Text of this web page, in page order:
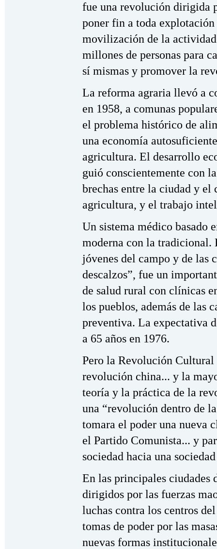
fue una revolución dirigida
poner fin a toda
movilización de la
millones de personas para
sí mismas y promover la
La reforma agraria llevó a
en 1958, a comunas
el problema histórico de
una economía
agricultura. El desarrollo
guió conscientemente con
brechas entre la ciudad y
agricultura, y el trabajo
Un sistema médico basado
moderna con la tradicional.
jóvenes del campo y de las
descalzos”, fue un
de salud rural con clínicas
los pueblos, además de las
preventiva. La expectativa
a 65 años en 1976.
Pero la Revolución
revolución china... y la
teoría y la práctica de la
una “revolución dentro de
tomara el poder una nueva
el Partido Comunista... y
sociedad hacia una
En las principales ciudades
dirigidos por las fuerzas
luchas contra los centros
tomas de poder por las
nuevas formas